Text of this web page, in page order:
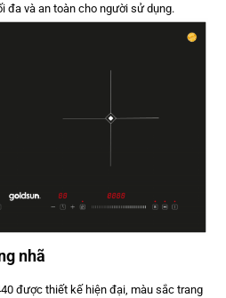
đa và an toàn cho người sử dụng.
nhã
được thiết kế hiện đại, màu sắc trang